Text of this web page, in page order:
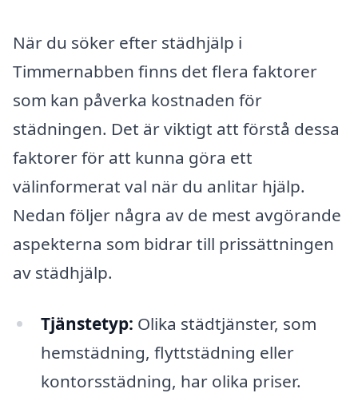
När du söker efter städhjälp i
Timmernabben finns det flera faktorer
som kan påverka kostnaden för
städningen. Det är viktigt att förstå dessa
faktorer för att kunna göra ett
välinformerat val när du anlitar hjälp.
Nedan följer några av de mest avgörande
aspekterna som bidrar till prissättningen
av städhjälp.
Tjänstetyp: Olika städtjänster, som
hemstädning, flyttstädning eller
kontorsstädning, har olika priser.